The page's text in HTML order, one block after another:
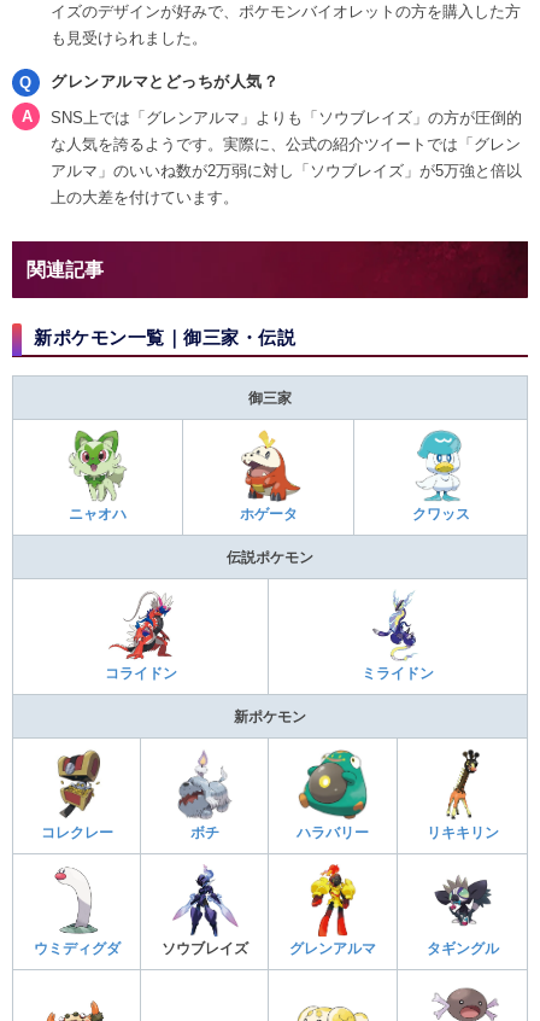
イズのデザインが好みで、ポケモンバイオレットの方を購入した方
も見受けられました。
グレンアルマとどっちが人気？
SNS上では「グレンアルマ」よりも「ソウブレイズ」の方が圧倒的
な人気を誇るようです。実際に、公式の紹介ツイートでは「グレン
アルマ」のいいね数が2万弱に対し「ソウブレイズ」が5万強と倍以
上の大差を付けています。
関連記事
新ポケモン一覧｜御三家・伝説
御三家
ニャオハ ホゲータ クワッス
伝説ポケモン
コライドン ミライドン
新ポケモン
コレクレー ボチ ハラバリー リキキリン
ウミディグダ ソウブレイズ グレンアルマ タギングル